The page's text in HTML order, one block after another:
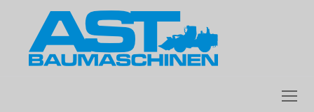
INHALT
SPRINGEN